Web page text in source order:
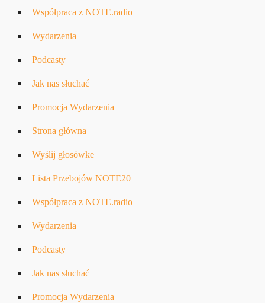
Współpraca z NOTE.radio
Wydarzenia
Podcasty
Jak nas słuchać
Promocja Wydarzenia
Strona główna
Wyślij głosówke
Lista Przebojów NOTE20
Współpraca z NOTE.radio
Wydarzenia
Podcasty
Jak nas słuchać
Promocja Wydarzenia